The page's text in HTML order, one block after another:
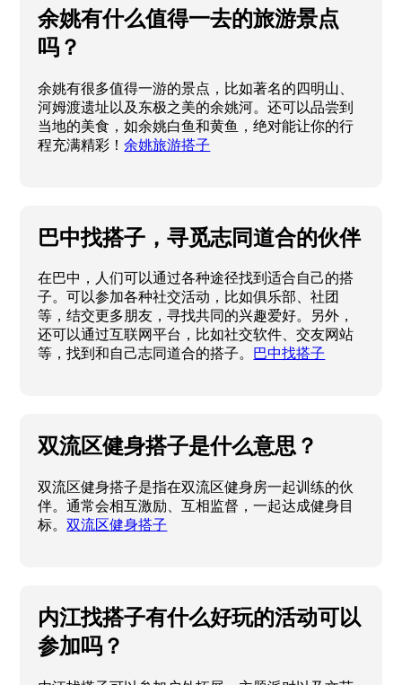
余姚有什么值得一去的旅游景点
吗？
余姚有很多值得一游的景点，比如著名的四明山、
河姆渡遗址以及东极之美的余姚河。还可以品尝到
当地的美食，如余姚白鱼和黄鱼，绝对能让你的行
程充满精彩！余姚旅游搭子
巴中找搭子，寻觅志同道合的伙伴
在巴中，人们可以通过各种途径找到适合自己的搭
子。可以参加各种社交活动，比如俱乐部、社团
等，结交更多朋友，寻找共同的兴趣爱好。另外，
还可以通过互联网平台，比如社交软件、交友网站
等，找到和自己志同道合的搭子。 巴中找搭子
双流区健身搭子是什么意思？
双流区健身搭子是指在双流区健身房一起训练的伙
伴。通常会相互激励、互相监督，一起达成健身目
标。双流区健身搭子
内江找搭子有什么好玩的活动可以
参加吗？